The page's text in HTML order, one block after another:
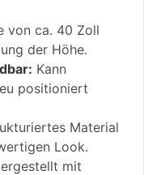
von ca. 40 Zoll
der Höhe.
Kann
positioniert
Material
Look.
mit